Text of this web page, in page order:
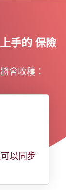
手的 保險
會收穫：
以同步